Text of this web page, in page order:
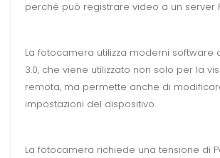
perché può registrare video a un server
La fotocamera utilizza moderni software
3.0, che viene utilizzato non solo per la
remota, ma permette anche di
impostazioni del dispositivo.
La fotocamera richiede una tensione di